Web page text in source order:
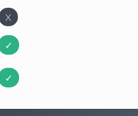
X
✓
✓